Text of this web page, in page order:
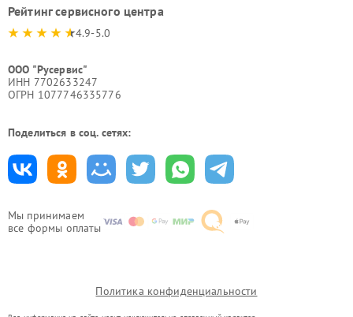
Мы принимаем
все формы оплаты
Рейтинг сервисного центра
4.9-5.0
ООО "Русервис"
ИНН 7702633247
ОГРН 1077746335776
Поделиться в соц. сетях:
Политика конфиденциальности